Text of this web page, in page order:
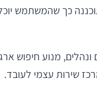
כך שהמשתמש
מנוע חיפוש
שירות עצמי לעובד.